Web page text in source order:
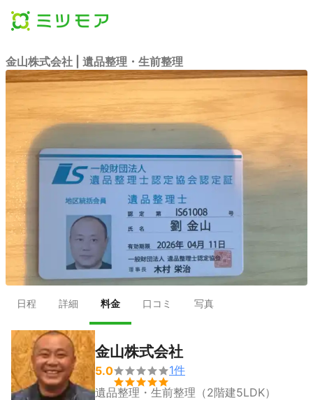
金山株式会社 | 遺品整理・生前整理
日程 詳細 料金 口コミ 写真
金山株式会社
5.0

1件
遺品整理・生前整理（2階建5LDK）